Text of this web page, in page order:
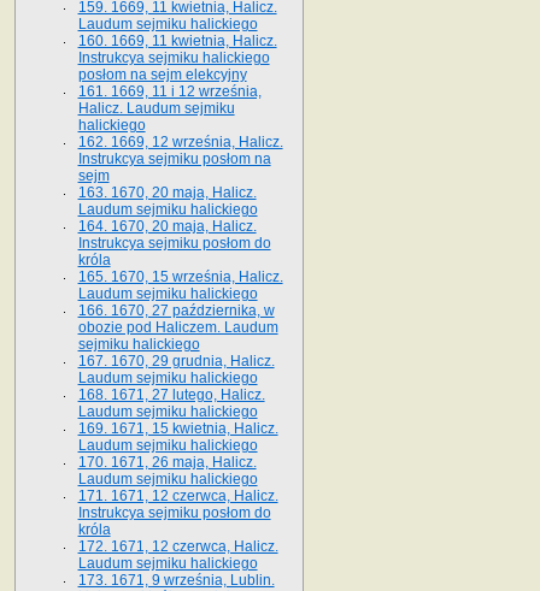
159. 1669, 11 kwietnia, Halicz.
Laudum sejmiku halickiego
160. 1669, 11 kwietnia, Halicz.
Instrukcya sejmiku halickiego
posłom na sejm elekcyjny
161. 1669, 11 i 12 września,
Halicz. Laudum sejmiku
halickiego
162. 1669, 12 września, Halicz.
Instrukcya sejmiku posłom na
sejm
163. 1670, 20 maja, Halicz.
Laudum sejmiku halickiego
164. 1670, 20 maja, Halicz.
Instrukcya sejmiku posłom do
króla
165. 1670, 15 września, Halicz.
Laudum sejmiku halickiego
166. 1670, 27 października, w
obozie pod Haliczem. Laudum
sejmiku halickiego
167. 1670, 29 grudnia, Halicz.
Laudum sejmiku halickiego
168. 1671, 27 lutego, Halicz.
Laudum sejmiku halickiego
169. 1671, 15 kwietnia, Halicz.
Laudum sejmiku halickiego
170. 1671, 26 maja, Halicz.
Laudum sejmiku halickiego
171. 1671, 12 czerwca, Halicz.
Instrukcya sejmiku posłom do
króla
172. 1671, 12 czerwca, Halicz.
Laudum sejmiku halickiego
173. 1671, 9 września, Lublin.